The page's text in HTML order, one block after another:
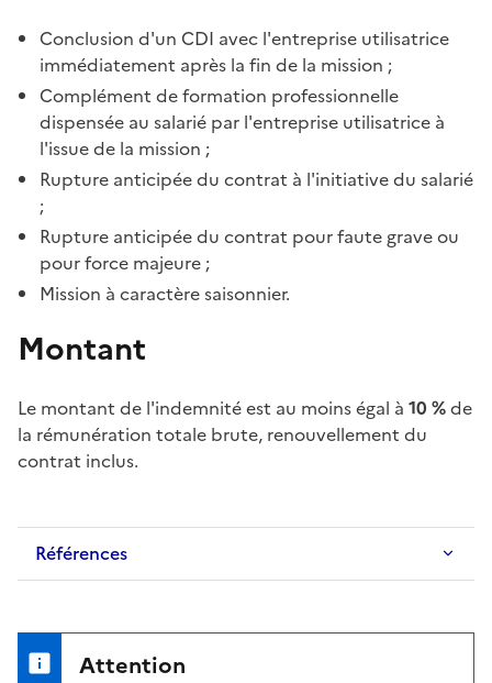
Conclusion d'un CDI avec l'entreprise utilisatrice
immédiatement après la fin de la mission ;
Complément de formation professionnelle
dispensée au salarié par l'entreprise utilisatrice à
l'issue de la mission ;
Rupture anticipée du contrat à l'initiative du salarié
;
Rupture anticipée du contrat pourfaute graveou
pourforce majeure ;
Mission à caractère saisonnier.
Montant
Le montant de l'indemnité est au moins égal à 10 %de
la rémunération totale brute, renouvellement du
contrat inclus.
Références
Attention